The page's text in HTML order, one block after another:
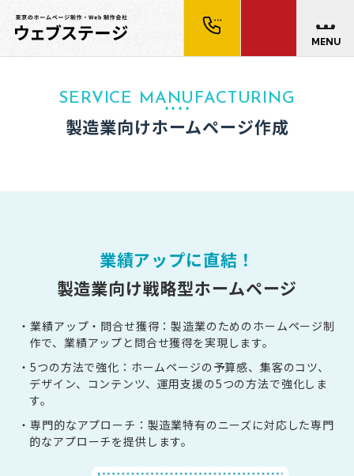
MENU
SERVICE MANUFACTURING
製造業向けホームページ作成
業績アップに直結！
製造業向け戦略型ホームページ
・業績アップ・問合せ獲得：製造業のためのホームページ制
作で、業績アップと問合せ獲得を実現します。
・5つの方法で強化：ホームページの予算感、集客のコツ、
デザイン、コンテンツ、運用支援の5つの方法で強化しま
す。
・専門的なアプローチ：製造業特有のニーズに対応した専門
的なアプローチを提供します。